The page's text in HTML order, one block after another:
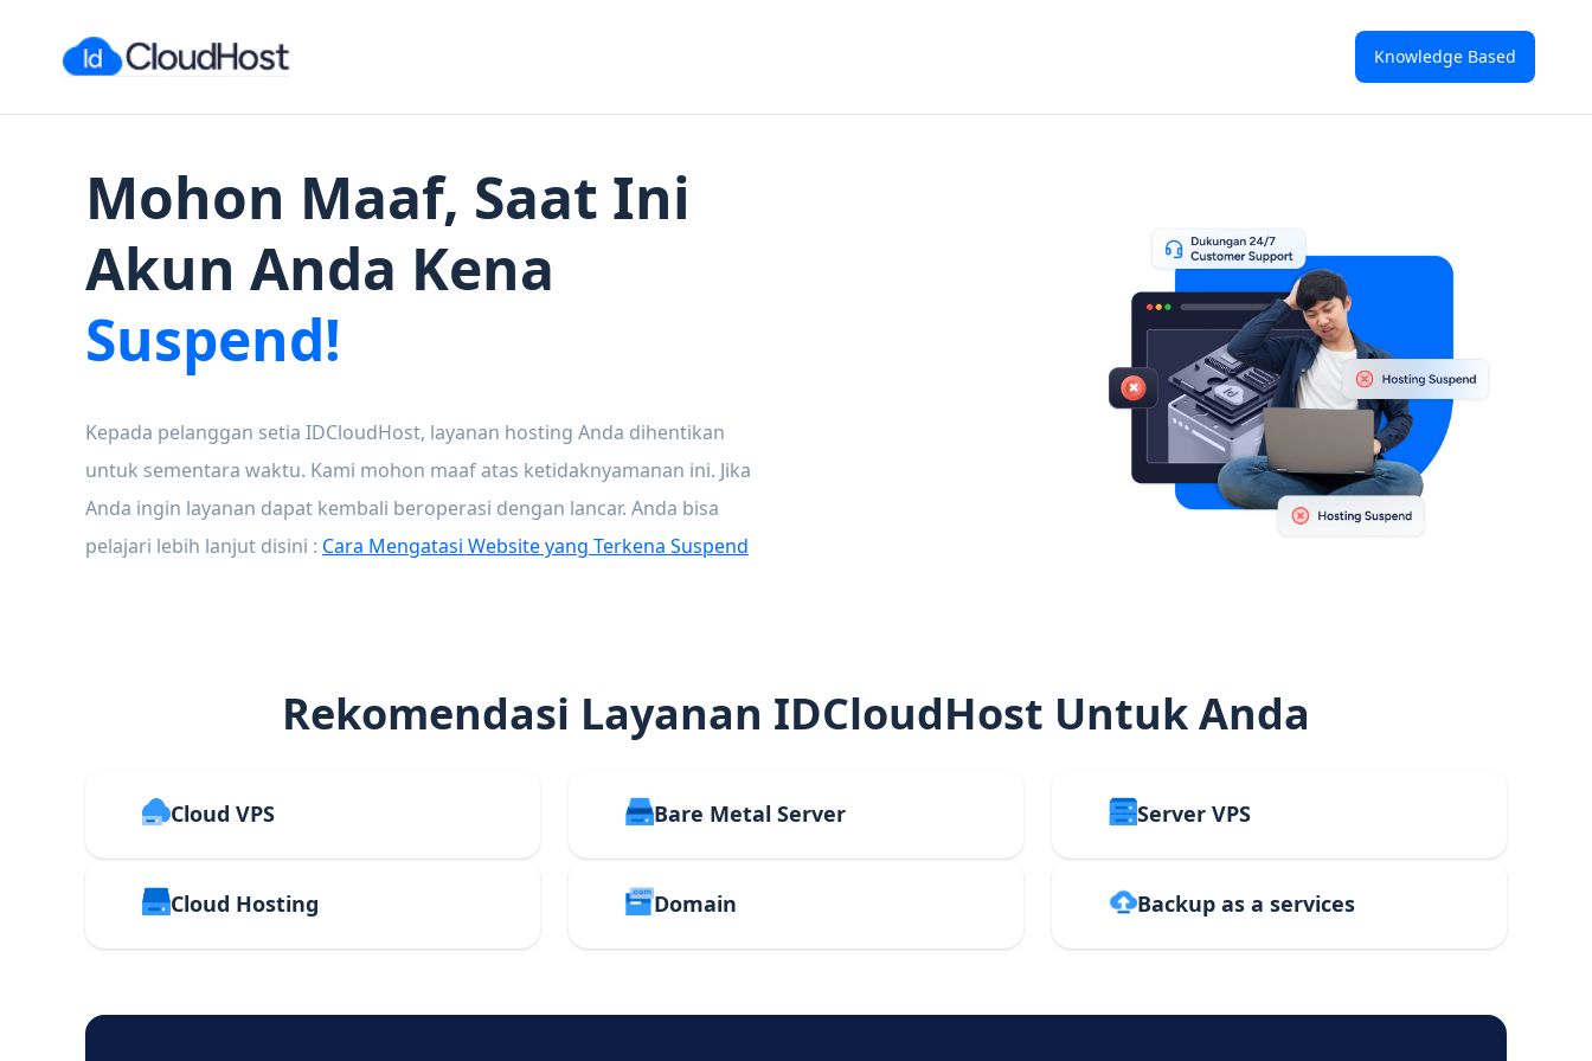
Knowledge Based
Mohon Maaf, Saat Ini
Akun Anda Kena
Suspend!
Kepada pelanggan setia IDCloudHost, layanan hosting Anda dihentikan
untuk sementara waktu. Kami mohon maaf atas ketidaknyamanan ini. Jika
Anda ingin layanan dapat kembali beroperasi dengan lancar. Anda bisa
pelajari lebih lanjut disini : Cara Mengatasi Website yang Terkena Suspend
Rekomendasi Layanan IDCloudHost Untuk Anda
Cloud VPS Bare Metal Server Server VPS
Cloud Hosting Domain Backup as a services